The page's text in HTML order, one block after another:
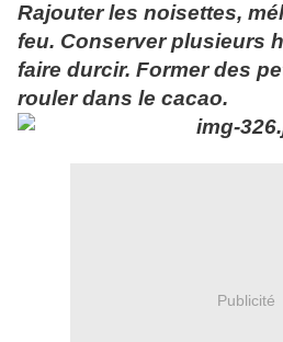
Rajouter les noisettes,
feu. Conserver plusieurs
faire durcir. Former des
rouler dans le cacao.
Publicité